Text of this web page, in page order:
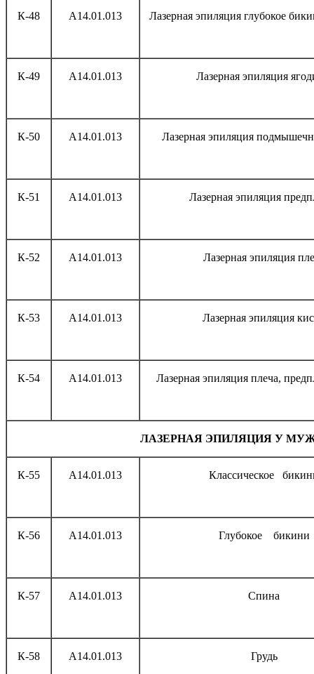
К-48 А14.01.013 Лазерная эпиляция глубокое
К-49 А14.01.013 Лазерная эпиляция
К-50 А14.01.013 Лазерная эпиляция
К-51 А14.01.013 Лазерная эпиляция
К-52 А14.01.013 Лазерная эпиляция
К-53 А14.01.013 Лазерная эпиляция
К-54 А14.01.013 Лазерная эпиляция плеча,
ЛАЗЕРНАЯ ЭПИЛЯЦИЯ У
К-55 А14.01.013 Классическое
К-56 А14.01.013 Глубокое бикини
К-57 А14.01.013 Спина
К-58 А14.01.013 Грудь